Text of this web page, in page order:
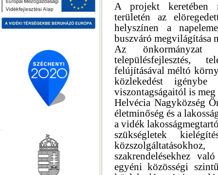
A projekt keretében
területén az
helyszínen a
buszváró megvilágítása
Az
településfejlesztés,
felújításával méltó
közlekedést
viszontagságaitól is
Helvécia Nagyközség
életminőség és a
a vidék
szükségletek
szakrendelésekhez
egyéni közösségi